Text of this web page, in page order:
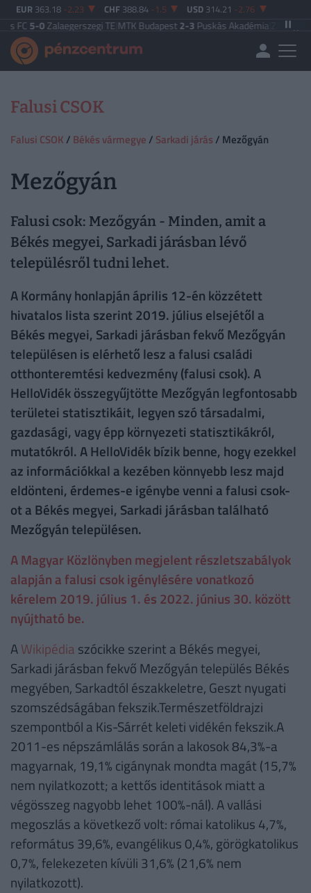
EUR 363.18 -2.23 CHF 388.84 -1.5 USD 314.21 -2.76
5-0Zalaegerszegi TE|MTK Budapest2-3Puskás Akadémia|Zalaegerszegi
Falusi CSOK
Falusi CSOK / Békés vármegye / Sarkadi járás / Mezőgyán
Mezőgyán
Falusi csok: Mezőgyán - Minden, amit a
Békés megyei, Sarkadi járásban lévő
településről tudni lehet.
A Kormány honlapján április 12-én közzétett
hivatalos lista szerint 2019. július elsejétől a
Békés megyei, Sarkadi járásban fekvő Mezőgyán
településen is elérhető lesz a falusi családi
otthonteremtési kedvezmény (falusi csok). A
HelloVidék összegyűjtötte Mezőgyán legfontosabb
területei statisztikáit, legyen szó társadalmi,
gazdasági, vagy épp környezeti statisztikákról,
mutatókról. A HelloVidék bízik benne, hogy ezekkel
az információkkal a kezében könnyebb lesz majd
eldönteni, érdemes-e igénybe venni a falusi csok-
ot a Békés megyei, Sarkadi járásban található
Mezőgyán településen.
A Magyar Közlönyben megjelent részletszabályok
alapján a falusi csok igénylésére vonatkozó
kérelem 2019. július 1. és 2022. június 30. között
nyújtható be.
AWikipédia szócikke szerint a Békés megyei,
Sarkadi járásban fekvő Mezőgyán település Békés
megyében, Sarkadtól északkeletre, Geszt nyugati
szomszédságában fekszik.Természetföldrajzi
szempontból a Kis-Sárrét keleti vidékén fekszik.A
2011-es népszámlálás során a lakosok 84,3%-a
magyarnak, 19,1% cigánynak mondta magát (15,7%
nem nyilatkozott; a kettős identitások miatt a
végösszeg nagyobb lehet 100%-nál). A vallási
megoszlás a következő volt: római katolikus 4,7%,
református 39,6%, evangélikus 0,4%, görögkatolikus
0,7%, felekezeten kívüli 31,6% (21,6% nem
nyilatkozott).